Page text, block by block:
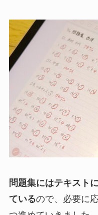
問題集にはテキスト
ているので、必要に